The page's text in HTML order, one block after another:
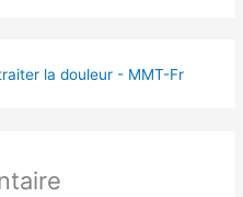
la douleur - MMT-Fr